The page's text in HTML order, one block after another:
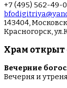
+7 (495) 562-49-
143404,
Красногорск,
Храм открыт
Вечерние
Вечерня и